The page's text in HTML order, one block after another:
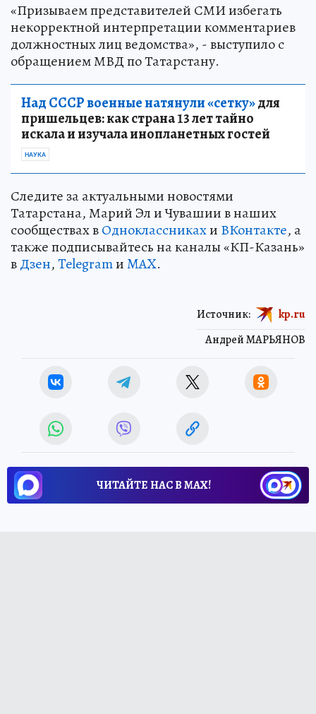
«Призываем представителей СМИ избегать
некорректной интерпретации комментариев
должностных лиц ведомства», - выступило с
обращением МВД по Татарстану.
Над СССР военные натянули «сетку»для
пришельцев: как страна 13 лет тайно
искала и изучала инопланетных гостей
НАУКА
Следите за актуальными новостями
Татарстана, Марий Эл и Чувашии в наших
сообществах вОдноклассникахи ВКонтакте, а
также подписывайтесь на каналы «КП-Казань»
вДзен,TelegramиMAX.
Андрей МАРЬЯНОВ
Источник: kp.ru
ЧИТАЙТЕ НАС В МАХ!